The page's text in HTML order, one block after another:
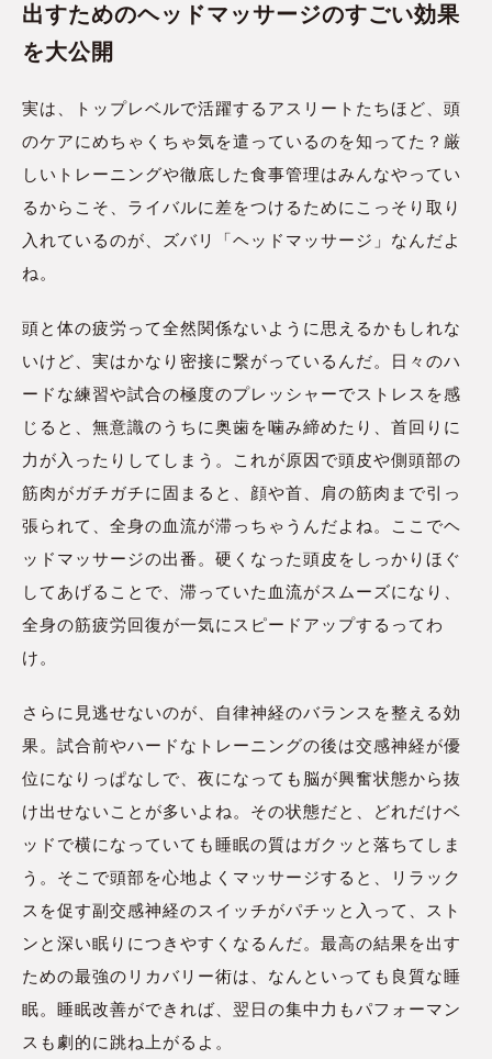
出すためのヘッドマッサージのすごい効果
を大公開
実は、トップレベルで活躍するアスリートたちほど、頭
のケアにめちゃくちゃ気を遣っているのを知ってた？厳
しいトレーニングや徹底した食事管理はみんなやってい
るからこそ、ライバルに差をつけるためにこっそり取り
入れているのが、ズバリ「ヘッドマッサージ」なんだよ
ね。
頭と体の疲労って全然関係ないように思えるかもしれな
いけど、実はかなり密接に繋がっているんだ。日々のハ
ードな練習や試合の極度のプレッシャーでストレスを感
じると、無意識のうちに奥歯を噛み締めたり、首回りに
力が入ったりしてしまう。これが原因で頭皮や側頭部の
筋肉がガチガチに固まると、顔や首、肩の筋肉まで引っ
張られて、全身の血流が滞っちゃうんだよね。ここでヘ
ッドマッサージの出番。硬くなった頭皮をしっかりほぐ
してあげることで、滞っていた血流がスムーズになり、
全身の筋疲労回復が一気にスピードアップするってわ
け。
さらに見逃せないのが、自律神経のバランスを整える効
果。試合前やハードなトレーニングの後は交感神経が優
位になりっぱなしで、夜になっても脳が興奮状態から抜
け出せないことが多いよね。その状態だと、どれだけベ
ッドで横になっていても睡眠の質はガクッと落ちてしま
う。そこで頭部を心地よくマッサージすると、リラック
スを促す副交感神経のスイッチがパチッと入って、スト
ンと深い眠りにつきやすくなるんだ。最高の結果を出す
ための最強のリカバリー術は、なんといっても良質な睡
眠。睡眠改善ができれば、翌日の集中力もパフォーマン
スも劇的に跳ね上がるよ。